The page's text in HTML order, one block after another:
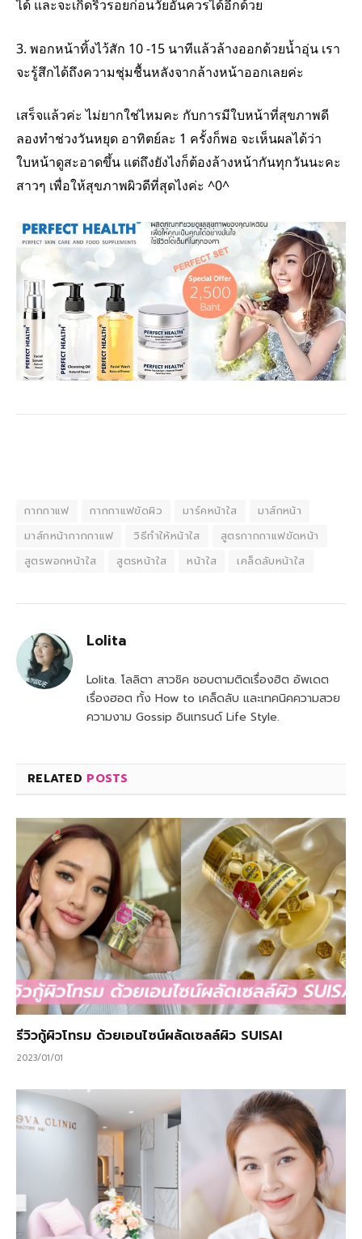
ได้ และจะเกิดริ้วรอยก่อนวัยอันควรได้อีกด้วย
3. พอกหน้าทิ้งไว้สัก 10 -15 นาทีแล้วล้างออกด้วยน้ำอุ่น เรา
จะรู้สึกได้ถึงความชุ่มชื้นหลังจากล้างหน้าออกเลยค่ะ
เสร็จแล้วค่ะ ไม่ยากใช่ไหมคะ กับการมีใบหน้าที่สุขภาพดี
ลองทำช่วงวันหยุด อาทิตย์ละ 1 ครั้งก็พอ จะเห็นผลได้ว่า
ใบหน้าดูสะอาดขึ้น แต่ถึงยังไงก็ต้องล้างหน้ากันทุกวันนะคะ
สาวๆ เพื่อให้สุขภาพผิวดีที่สุดไงค่ะ ^0^
กากกาแฟ กากกาแฟขัดผิว มาร์คหน้าใส
มาส์กหน้า
มาส์กหน้ากากกาแฟ
วิธีทําให้หน้าใส
สูตรกากกาแฟขัดหน้า
สูตรพอกหน้าใส
สูตรหน้าใส หน้าใส เคล็ดลับหน้าใส
Lolita
Lolita. โลลิตา สาวชิค ชอบตามติดเรื่องฮิต อัพเดต
เรื่องฮอต ทั้ง How to เคล็ดลับ และเทคนิคความสวย
ความงาม Gossip อินเทรนด์ Life Style.
RELATED POSTS
รีวิวกู้ผิวโทรม ด้วยเอนไซน์ผลัดเซลล์ผิว SUISAI
2023/01/01